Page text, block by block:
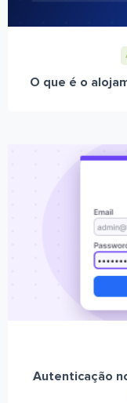
O que é o
Autenticação